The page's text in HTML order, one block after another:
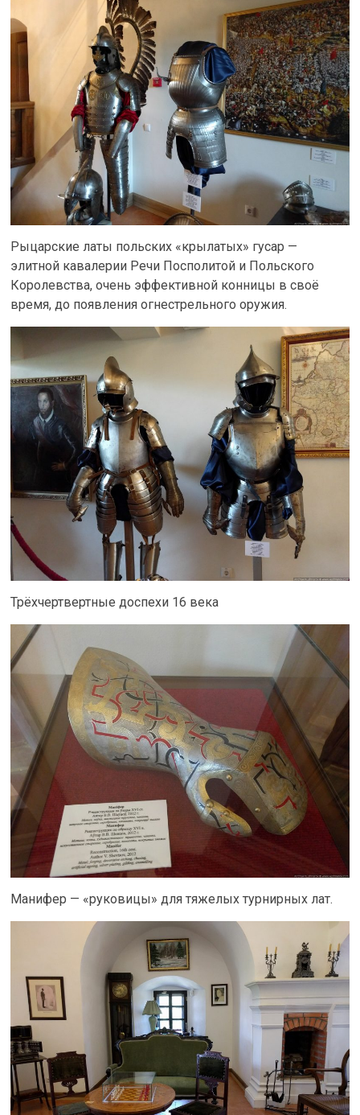
Рыцарские латы польских «крылатых» гусар —
элитной кавалерии Речи Посполитой и Польского
Королевства, очень эффективной конницы в своё
время, до появления огнестрельного оружия.
Трёхчертвертные доспехи 16 века
Манифер — «руковицы» для тяжелых турнирных лат.